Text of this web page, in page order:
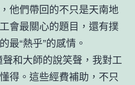
他們帶回的不只是天南地
會最關心的題目，還有撲
最“熱乎”的感情。
聲和大師的說笑聲，我對工
得。這些經費補助，不只